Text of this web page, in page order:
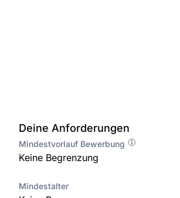
Deine Anforderungen
Mindestvorlauf Bewerbung
Keine Begrenzung
Mindestalter